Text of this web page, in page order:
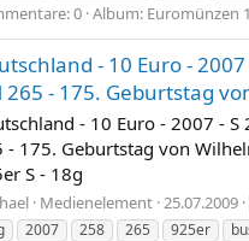
0 Album: Euromünzen
- 10 Euro - 2007
265 - 175. Geburtstag
- 10 Euro - 2007 - S
- 175. Geburtstag von
S - 18g
Medienelement 25.07.2009
2007 258 265 925er